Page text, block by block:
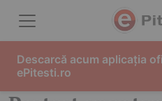
Descarcă acum aplicația
ePitesti.ro